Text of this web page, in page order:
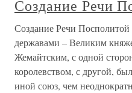
Создание Речи
Создание Речи
державами – Великим
Жемайтским, с одной
королевством, с другой,
иной союз, чем